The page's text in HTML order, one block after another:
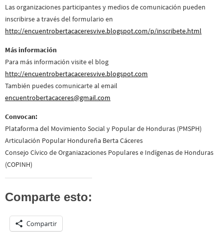
Las organizaciones participantes y medios de comunicación pueden
inscribirse a través del formulario en
http://encuentrobertacaceresvive.blogspot.com/p/inscribete.html
Más información
Para más información visite el blog
http://encuentrobertacaceresvive.blogspot.com
También puedes comunicarte al email
encuentrobertacaceres@gmail.com
Convocan:
Plataforma del Movimiento Social y Popular de Honduras (PMSPH)
Articulación Popular Hondureña Berta Cáceres
Consejo Cívico de Organiazaciones Populares e Indígenas de Honduras
(COPINH)
Comparte esto:
Compartir